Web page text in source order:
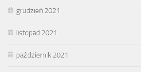
grudzień 2021
listopad 2021
październik 2021